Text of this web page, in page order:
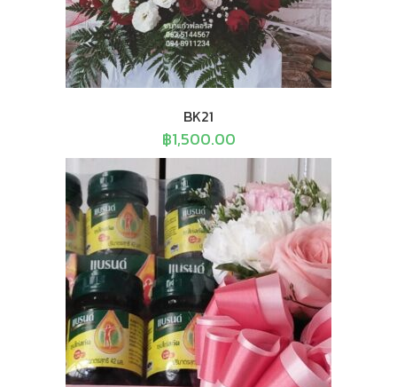
BK21
฿1,500.00